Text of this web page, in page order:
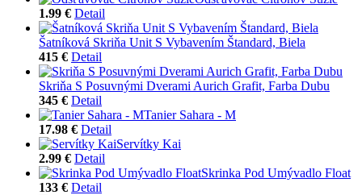
1.99 € Detail
Šatníková Skriňa Unit S Vybavením Štandard, Biela
415 € Detail
Skriňa S Posuvnými Dverami Aurich Grafit, Farba Dubu
345 € Detail
Tanier Sahara - M
17.98 € Detail
Servítky Kai
2.99 € Detail
Skrinka Pod Umývadlo Float
133 € Detail